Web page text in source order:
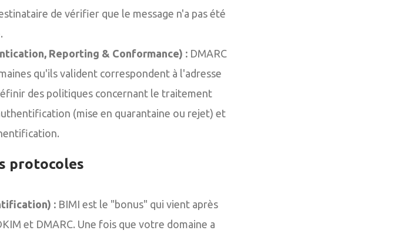
de vérifier que le message n'a pas été
Reporting & Conformance) : DMARC
qu'ils valident correspondent à l'adresse
des politiques concernant le traitement
(mise en quarantaine ou rejet) et
protocoles
: BIMI est le "bonus" qui vient après
et DMARC. Une fois que votre domaine a